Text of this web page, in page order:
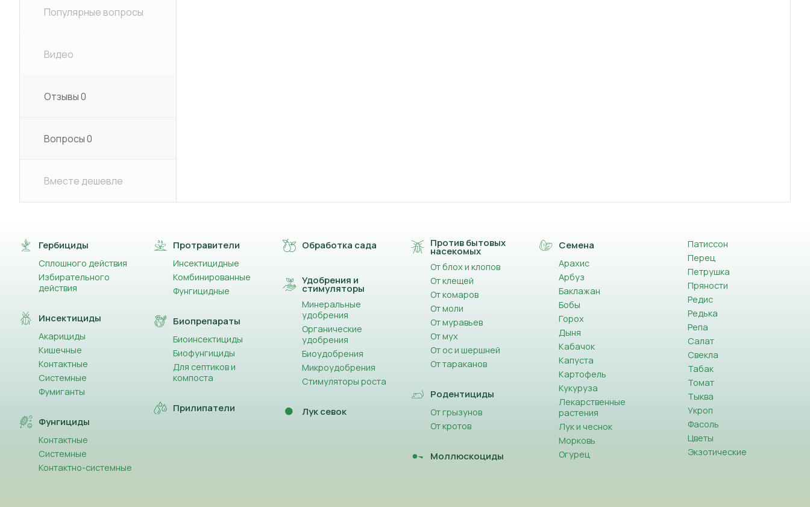
Популярные вопросы
Видео
Отзывы0
Вопросы0
Вместе дешевле
Гербициды
Сплошного действия
Избирательного
действия
Инсектициды
Акарициды
Кишечные
Контактные
Системные
Фумиганты
Фунгициды
Контактные
Системные
Контактно-системные
Протравители
Инсектицидные
Комбинированные
Фунгицидные
Биопрепараты
Биоинсектициды
Биофунгициды
Для септиков и
компоста
Прилипатели
Обработка сада
Удобрения и
стимуляторы
Минеральные
удобрения
Органические
удобрения
Биоудобрения
Микроудобрения
Стимуляторы роста
Лук севок
Против бытовых
насекомых
От блох и клопов
От клещей
От комаров
От моли
От муравьев
От мух
От ос и шершней
От тараканов
Родентициды
От грызунов
От кротов
Моллюскоциды
Семена
Арахис
Арбуз
Баклажан
Бобы
Горох
Дыня
Кабачок
Капуста
Картофель
Кукуруза
Лекарственные
растения
Лук и чеснок
Морковь
Огурец
Патиссон
Перец
Петрушка
Пряности
Редис
Редька
Репа
Салат
Свекла
Табак
Томат
Тыква
Укроп
Фасоль
Цветы
Экзотические